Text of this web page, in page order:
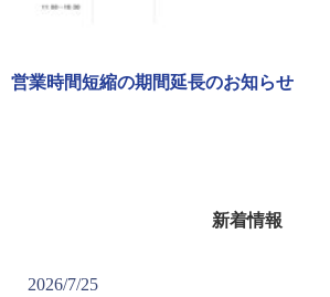
営業時間短縮の期間延長のお知らせ
新着情報
2026/7/25